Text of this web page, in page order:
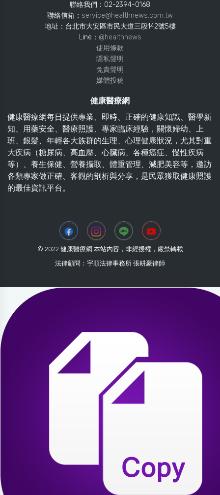
聯絡我們：02-2394-0168
聯絡信箱： service@healthnews.com.tw
地址：台北市大安區市民大道三段142號5樓
Line： @healthnews
使用條款
隱私聲明
免責聲明
媒體投稿
健康醫療網
健康醫療網每日提供專業、即時、正確的健康知識、醫學新
知、用藥安全、醫療照護、專家臨床經驗，關懷婦幼、上
班、銀髮、年輕各大族群的生理、心理健康狀況，尤其對重
大疾病（糖尿病、高血壓、心臟病、各種癌症、慢性疾病
等）、養生保健、營養攝取、體重管理、減肥美容等，邀訪
各類專家做正確、客觀的剖析與分享，是民眾獲取健康照護
的最佳資訊平台。
© 2022 健康醫療網 本站內容，非經授權，嚴禁轉載
法律顧問：宇順法律事務所 張耕豪律師